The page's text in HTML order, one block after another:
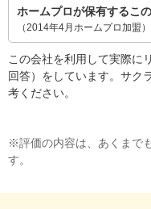
ホームプロが保有するこ
（2014年4月ホームプロ加盟）
この会社を利用して実際に
回答）をしています。サク
考ください。
※評価の内容は、あくまで
す。